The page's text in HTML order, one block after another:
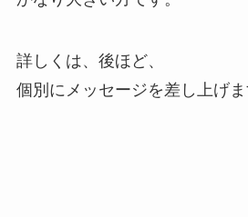
詳しくは、後ほど、
個別にメッセージを差し上げま